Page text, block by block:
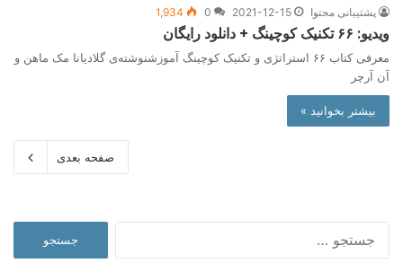
پشتیبانی محتوا 2021-12-15
0
1,934
ویدیو: ۶۶ تکنیک کوچینگ + دانلود رایگان
معرفی کتاب ۶۶ استراتژی و تکنیک کوچینگ آموزشنوشته‌ی گلادیانا مک ماهن و
آن آرچر
بیشتر بخوانید »
صفحه بعدی